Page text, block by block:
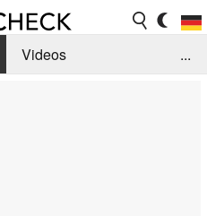
Videos
...